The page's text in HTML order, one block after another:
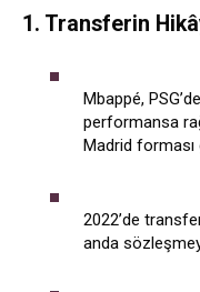
1. Transferin
Mbappé,
performansa
Madrid forması
2022’de
anda